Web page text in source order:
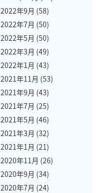
2022年9月 (58)
2022年7月 (50)
2022年5月 (50)
2022年3月 (49)
2022年1月 (43)
2021年11月 (53)
2021年9月 (43)
2021年7月 (25)
2021年5月 (46)
2021年3月 (32)
2021年1月 (21)
2020年11月 (26)
2020年9月 (34)
2020年7月 (24)